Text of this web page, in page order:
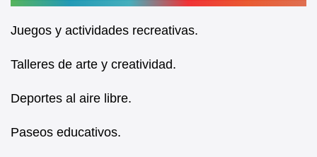
Juegos y actividades recreativas.
Talleres de arte y creatividad.
Deportes al aire libre.
Paseos educativos.